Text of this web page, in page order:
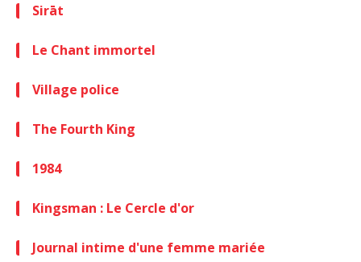
Sirāt
Le Chant immortel
Village police
The Fourth King
1984
Kingsman : Le Cercle d'or
Journal intime d'une femme mariée